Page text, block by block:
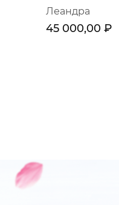
Леандра
45 000,00 ₽